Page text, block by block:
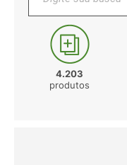
4.203
produtos